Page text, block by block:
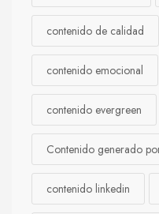
contenido de calidad
contenido emocional
contenido evergreen
Contenido generado
contenido linkedin